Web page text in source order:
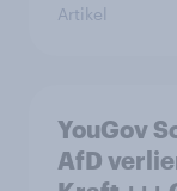
Artikel
YouGov
AfD